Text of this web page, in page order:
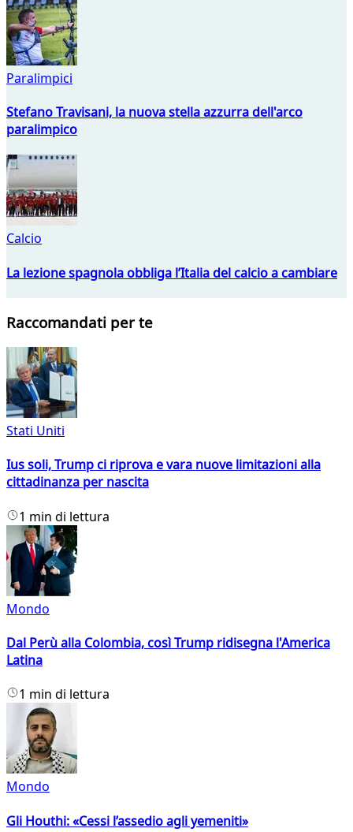
Paralimpici
Stefano Travisani, la nuova stella azzurra dell'arco
paralimpico
Calcio
La lezione spagnola obbliga l’Italia del calcio a cambiare
Raccomandati per te
Stati Uniti
Ius soli, Trump ci riprova e vara nuove limitazioni alla
cittadinanza per nascita
1 min di lettura
Mondo
Dal Perù alla Colombia, così Trump ridisegna l'America
Latina
1 min di lettura
Mondo
Gli Houthi: «Cessi l’assedio agli yemeniti»